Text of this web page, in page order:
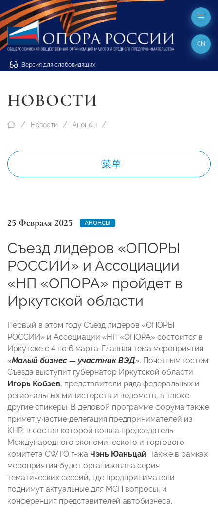
Версия для слабовидящих
CN
НОВОСТИ
Новости Анонсы
菜单
25 Февраля 2025 АНОНСЫ
Съезд лидеров «ОПОРЫ
РОССИИ» и Ассоциации
«НП «ОПОРА» пройдет в
Иркутской области
Первый в этом году Съезд лидеров «ОПОРЫ
РОССИИ» и Ассоциации «НП «ОПОРА» состоится в
Иркутске с 4 по 6 марта. Главная тема мероприятия
«Малый бизнес — участник ВЭД». Почетным гостем
Съезда выступит губернатор Иркутской области
Игорь Кобзев, представители ряда федеральных и
региональных министерств и ведомств, а также
другие спикеры. В деловой программе форума также
примет участие делегация предпринимателей из
КНР, в состав которой вошла председатель
Международного экономического и торгового
комитета CWTO г-жа Чэнь Юаньцай. Также в рамках
мероприятия будет организована серия
тематических сессий, где предприниматели
поднимут актуальные для МСП вопросы, и
конференция представителей автобизнеса.